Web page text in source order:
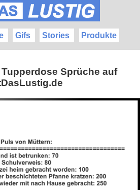
Gifs Stories Produkte
Sprüche auf